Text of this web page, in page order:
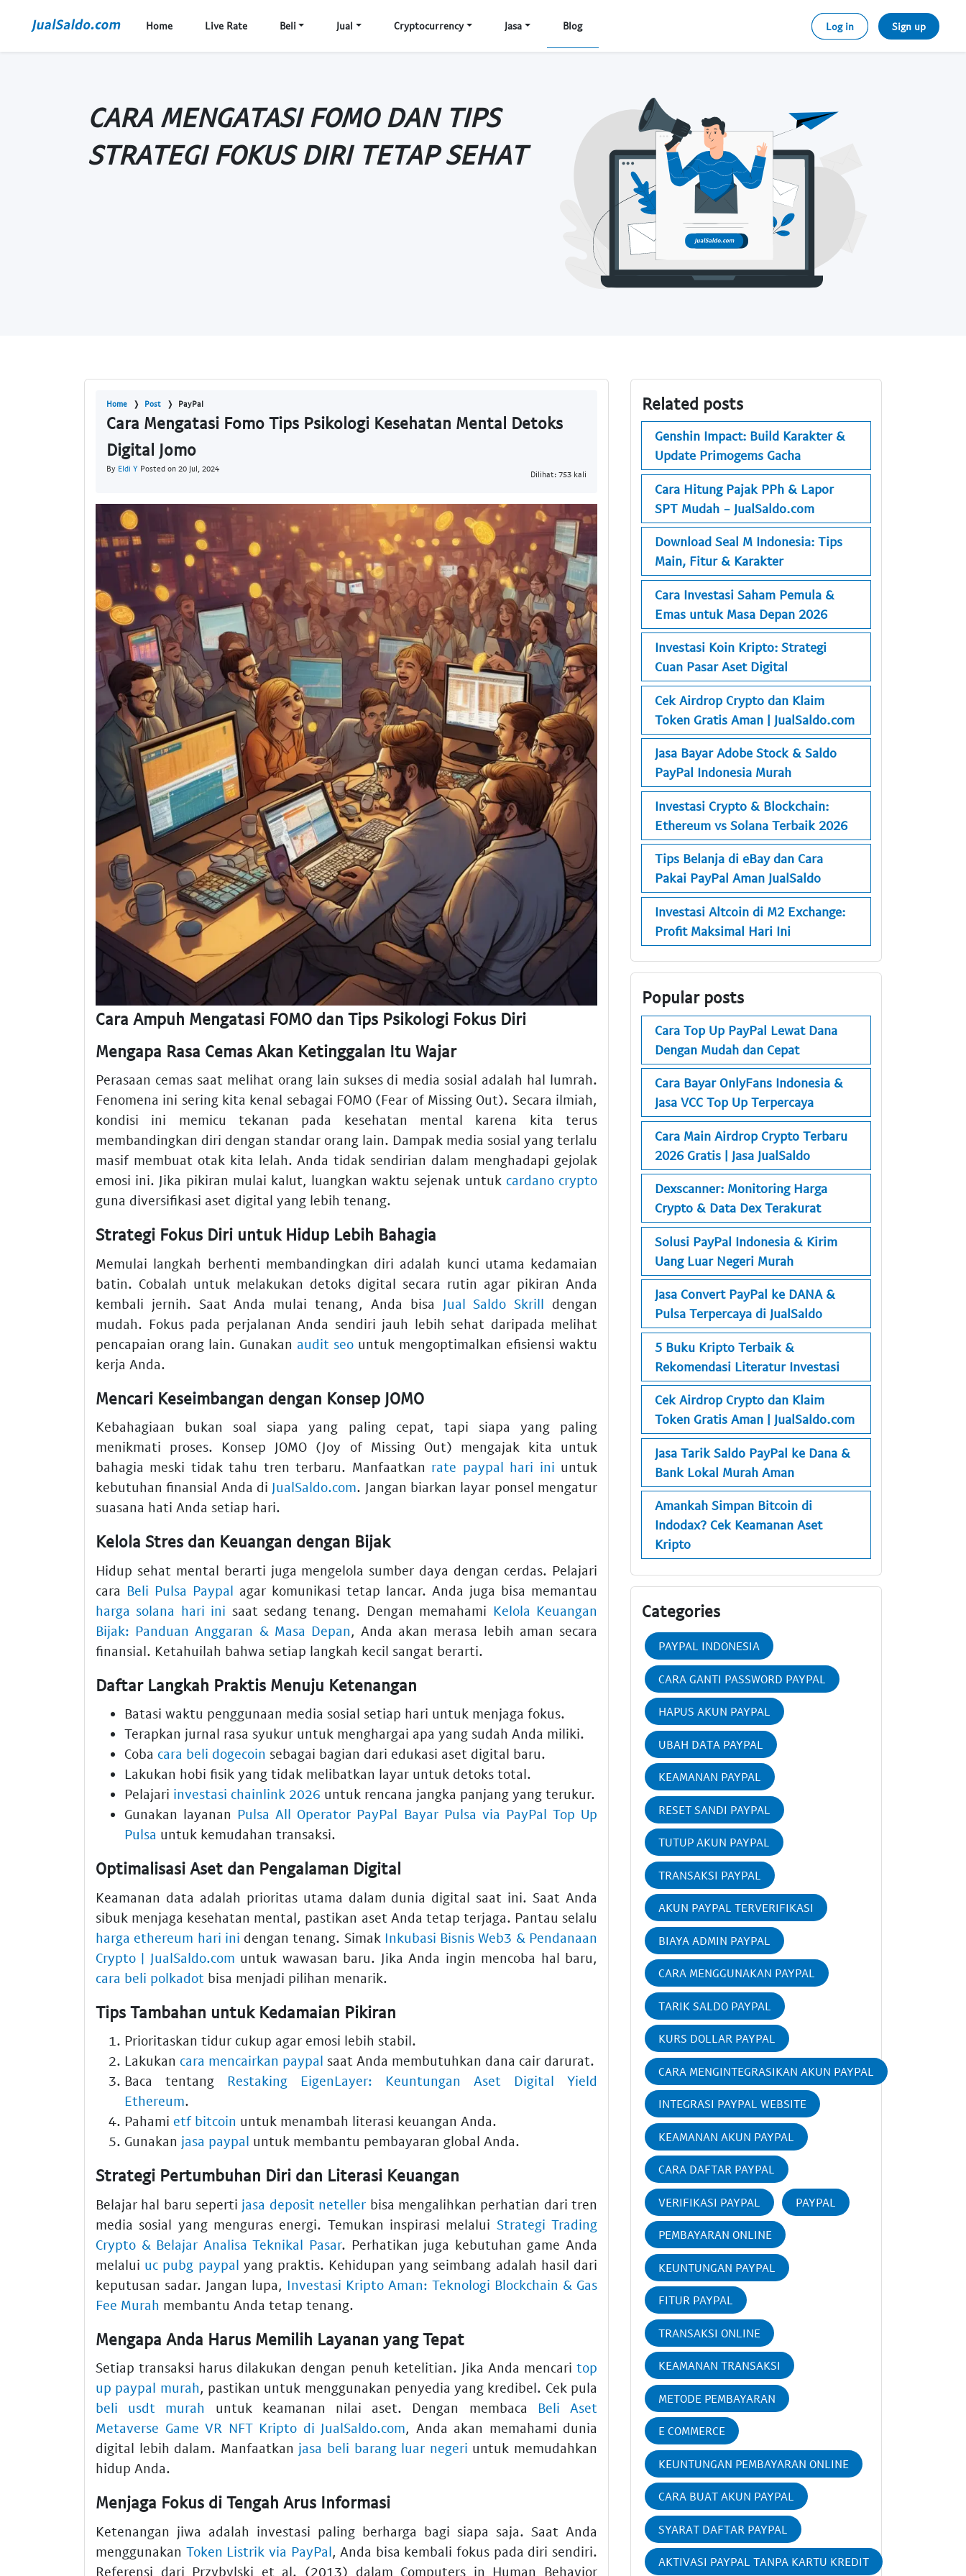
Home Live Rate Beli Jual Cryptocurrency Jasa Blog Log in Sign up
CARA MENGATASI FOMO DAN TIPS
STRATEGI FOKUS DIRI TETAP SEHAT
Home Post PayPal
Cara Mengatasi Fomo Tips Psikologi Kesehatan Mental Detoks
Digital Jomo
By Eldi Y Posted on 20 Jul, 2024
Dilihat: 753 kali
Cara Ampuh Mengatasi FOMO dan Tips Psikologi Fokus Diri
Mengapa Rasa Cemas Akan Ketinggalan Itu Wajar
Perasaan cemas saat melihat orang lain sukses di media sosial adalah hal lumrah.
Fenomena ini sering kita kenal sebagai FOMO (Fear of Missing Out). Secara ilmiah,
kondisi ini memicu tekanan pada kesehatan mental karena kita terus
membandingkan diri dengan standar orang lain. Dampak media sosial yang terlalu
masif membuat otak kita lelah. Anda tidak sendirian dalam menghadapi gejolak
emosi ini. Jika pikiran mulai kalut, luangkan waktu sejenak untuk cardano crypto
guna diversifikasi aset digital yang lebih tenang.
Strategi Fokus Diri untuk Hidup Lebih Bahagia
Memulai langkah berhenti membandingkan diri adalah kunci utama kedamaian
batin. Cobalah untuk melakukan detoks digital secara rutin agar pikiran Anda
kembali jernih. Saat Anda mulai tenang, Anda bisa Jual Saldo Skrill dengan
mudah. Fokus pada perjalanan Anda sendiri jauh lebih sehat daripada melihat
pencapaian orang lain. Gunakan audit seo untuk mengoptimalkan efisiensi waktu
kerja Anda.
Mencari Keseimbangan dengan Konsep JOMO
Kebahagiaan bukan soal siapa yang paling cepat, tapi siapa yang paling
menikmati proses. Konsep JOMO (Joy of Missing Out) mengajak kita untuk
bahagia meski tidak tahu tren terbaru. Manfaatkan rate paypal hari ini untuk
kebutuhan finansial Anda di JualSaldo.com. Jangan biarkan layar ponsel mengatur
suasana hati Anda setiap hari.
Kelola Stres dan Keuangan dengan Bijak
Hidup sehat mental berarti juga mengelola sumber daya dengan cerdas. Pelajari
cara Beli Pulsa Paypal agar komunikasi tetap lancar. Anda juga bisa memantau
harga solana hari ini saat sedang tenang. Dengan memahami Kelola Keuangan
Bijak: Panduan Anggaran & Masa Depan, Anda akan merasa lebih aman secara
finansial. Ketahuilah bahwa setiap langkah kecil sangat berarti.
Daftar Langkah Praktis Menuju Ketenangan
Batasi waktu penggunaan media sosial setiap hari untuk menjaga fokus.
Terapkan jurnal rasa syukur untuk menghargai apa yang sudah Anda miliki.
Coba cara beli dogecoin sebagai bagian dari edukasi aset digital baru.
Lakukan hobi fisik yang tidak melibatkan layar untuk detoks total.
Pelajari investasi chainlink 2026 untuk rencana jangka panjang yang terukur.
Gunakan layanan Pulsa All Operator PayPal Bayar Pulsa via PayPal Top Up
Pulsa untuk kemudahan transaksi.
Optimalisasi Aset dan Pengalaman Digital
Keamanan data adalah prioritas utama dalam dunia digital saat ini. Saat Anda
sibuk menjaga kesehatan mental, pastikan aset Anda tetap terjaga. Pantau selalu
harga ethereum hari ini dengan tenang. Simak Inkubasi Bisnis Web3 & Pendanaan
Crypto | JualSaldo.com untuk wawasan baru. Jika Anda ingin mencoba hal baru,
cara beli polkadot bisa menjadi pilihan menarik.
Tips Tambahan untuk Kedamaian Pikiran
Prioritaskan tidur cukup agar emosi lebih stabil.
Lakukan cara mencairkan paypal saat Anda membutuhkan dana cair darurat.
Baca tentang Restaking EigenLayer: Keuntungan Aset Digital Yield
Ethereum.
Pahami etf bitcoin untuk menambah literasi keuangan Anda.
Gunakan jasa paypal untuk membantu pembayaran global Anda.
Strategi Pertumbuhan Diri dan Literasi Keuangan
Belajar hal baru seperti jasa deposit neteller bisa mengalihkan perhatian dari tren
media sosial yang menguras energi. Temukan inspirasi melalui Strategi Trading
Crypto & Belajar Analisa Teknikal Pasar. Perhatikan juga kebutuhan game Anda
melalui uc pubg paypal yang praktis. Kehidupan yang seimbang adalah hasil dari
keputusan sadar. Jangan lupa, Investasi Kripto Aman: Teknologi Blockchain & Gas
Fee Murah membantu Anda tetap tenang.
Mengapa Anda Harus Memilih Layanan yang Tepat
Setiap transaksi harus dilakukan dengan penuh ketelitian. Jika Anda mencari top
up paypal murah, pastikan untuk menggunakan penyedia yang kredibel. Cek pula
beli usdt murah
untuk keamanan nilai aset. Dengan membaca Beli Aset
Metaverse Game VR NFT Kripto di JualSaldo.com, Anda akan memahami dunia
digital lebih dalam. Manfaatkan jasa beli barang luar negeri untuk memudahkan
hidup Anda.
Menjaga Fokus di Tengah Arus Informasi
Ketenangan jiwa adalah investasi paling berharga bagi siapa saja. Saat Anda
menggunakan Token Listrik via PayPal, Anda bisa kembali fokus pada diri sendiri.
Referensi dari Przybylski et al. (2013) dalam Computers in Human Behavior
Related posts
Genshin Impact: Build Karakter &
Update Primogems Gacha
Cara Hitung Pajak PPh & Lapor
SPT Mudah - JualSaldo.com
Download Seal M Indonesia: Tips
Main, Fitur & Karakter
Cara Investasi Saham Pemula &
Emas untuk Masa Depan 2026
Investasi Koin Kripto: Strategi
Cuan Pasar Aset Digital
Cek Airdrop Crypto dan Klaim
Token Gratis Aman | JualSaldo.com
Jasa Bayar Adobe Stock & Saldo
PayPal Indonesia Murah
Investasi Crypto & Blockchain:
Ethereum vs Solana Terbaik 2026
Tips Belanja di eBay dan Cara
Pakai PayPal Aman JualSaldo
Investasi Altcoin di M2 Exchange:
Profit Maksimal Hari Ini
Popular posts
Cara Top Up PayPal Lewat Dana
Dengan Mudah dan Cepat
Cara Bayar OnlyFans Indonesia &
Jasa VCC Top Up Terpercaya
Cara Main Airdrop Crypto Terbaru
2026 Gratis | Jasa JualSaldo
Dexscanner: Monitoring Harga
Crypto & Data Dex Terakurat
Solusi PayPal Indonesia & Kirim
Uang Luar Negeri Murah
Jasa Convert PayPal ke DANA &
Pulsa Terpercaya di JualSaldo
5 Buku Kripto Terbaik &
Rekomendasi Literatur Investasi
Cek Airdrop Crypto dan Klaim
Token Gratis Aman | JualSaldo.com
Jasa Tarik Saldo PayPal ke Dana &
Bank Lokal Murah Aman
Amankah Simpan Bitcoin di
Indodax? Cek Keamanan Aset
Kripto
Categories
PAYPAL INDONESIA
CARA GANTI PASSWORD PAYPAL
HAPUS AKUN PAYPAL
UBAH DATA PAYPAL
KEAMANAN PAYPAL
RESET SANDI PAYPAL
TUTUP AKUN PAYPAL
TRANSAKSI PAYPAL
AKUN PAYPAL TERVERIFIKASI
BIAYA ADMIN PAYPAL
CARA MENGGUNAKAN PAYPAL
TARIK SALDO PAYPAL
KURS DOLLAR PAYPAL
CARA MENGINTEGRASIKAN AKUN PAYPAL
INTEGRASI PAYPAL WEBSITE
KEAMANAN AKUN PAYPAL
CARA DAFTAR PAYPAL
VERIFIKASI PAYPAL PAYPAL
PEMBAYARAN ONLINE
KEUNTUNGAN PAYPAL
FITUR PAYPAL
TRANSAKSI ONLINE
KEAMANAN TRANSAKSI
METODE PEMBAYARAN
E COMMERCE
KEUNTUNGAN PEMBAYARAN ONLINE
CARA BUAT AKUN PAYPAL
SYARAT DAFTAR PAYPAL
AKTIVASI PAYPAL TANPA KARTU KREDIT